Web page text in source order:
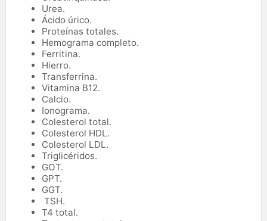
Urea.
Ácido úrico.
Proteínas totales.
Hemograma completo.
Ferritina.
Hierro.
Transferrina.
Vitamina B12.
Calcio.
Ionograma.
Colesterol total.
Colesterol HDL.
Colesterol LDL.
Triglicéridos.
GOT.
GPT.
GGT.
TSH.
T4 total.